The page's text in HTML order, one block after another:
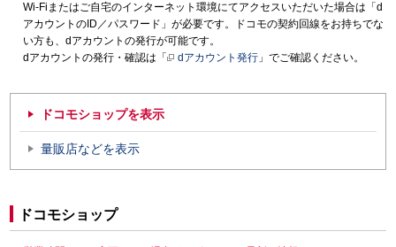
Wi-Fiまたはご自宅のインターネット環境にてアクセスいただいた場合は「d
アカウントのID／パスワード」が必要です。ドコモの契約回線をお持ちでな
い方も、dアカウントの発行が可能です。
dアカウントの発行・確認は「
dアカウント発行 」でご確認ください。
ドコモショップを表示
量販店などを表示
ドコモショップ